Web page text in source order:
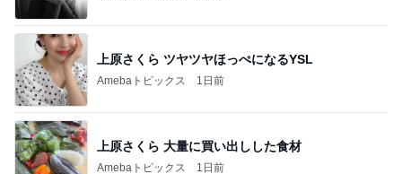
買うと決めているお洒落な新作4点
Amebaトピックス 2日前